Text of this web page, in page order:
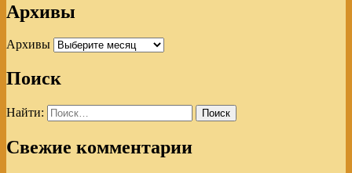
Архивы
Архивы
Поиск
Найти:
Свежие комментарии